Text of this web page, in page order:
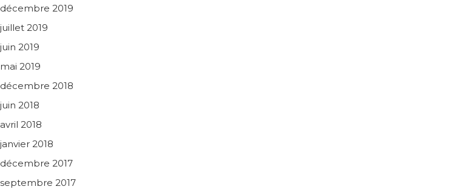
décembre 2019
juillet 2019
juin 2019
mai 2019
décembre 2018
juin 2018
avril 2018
janvier 2018
décembre 2017
septembre 2017